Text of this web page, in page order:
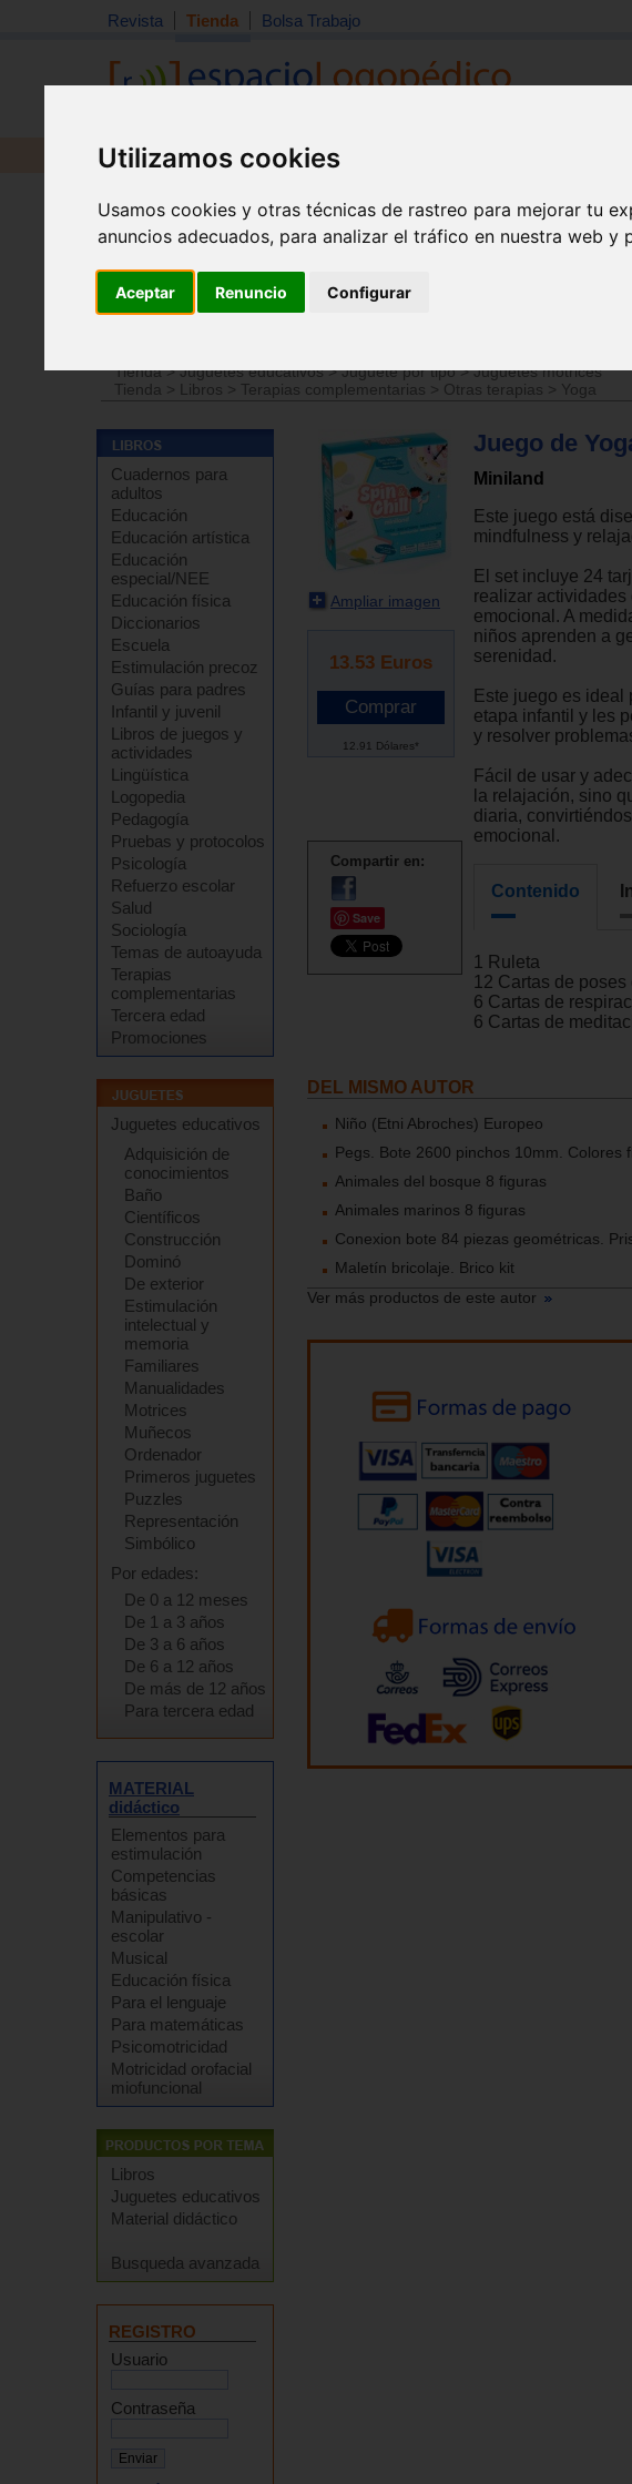
Utilizamos cookies
Usamos cookies y otras técnicas de rastreo para mejorar tu
anuncios adecuados, para analizar el tráfico en nuestra web
Aceptar Renuncio Configurar
Revista Tienda Bolsa Trabajo
Revista Libros Material
Tienda>Juguetes educativos>Juguete por tipo>Juguetes motrices
Tienda
> Libros > Terapias complementarias > Otras terapias > Yoga
Cuadernos para
adultos
Educación
Educación artística
Educación
especial/NEE
Educación física
Diccionarios
Escuela
Estimulación precoz
Guías para padres
Infantil y juvenil
Libros de juegos y
actividades
Lingüística
Logopedia
Pedagogía
Pruebas y protocolos
Psicología
Refuerzo escolar
Salud
Sociología
Temas de autoayuda
Terapias
complementarias
Tercera edad
Promociones
Juguetes educativos
Adquisición de
conocimientos
Baño
Científicos
Construcción
Dominó
De exterior
Estimulación
intelectual y
memoria
Familiares
Manualidades
Motrices
Muñecos
Ordenador
Primeros juguetes
Puzzles
Representación
Simbólico
Por edades:
De 0 a 12 meses
De 1 a 3 años
De 3 a 6 años
De 6 a 12 años
De más de 12 años
Para tercera edad
MATERIAL
didáctico
Elementos para
estimulación
Competencias
básicas
Manipulativo -
escolar
Musical
Educación física
Para el lenguaje
Para matemáticas
Psicomotricidad
Motricidad orofacial
miofuncional
Libros
Juguetes educativos
Material didáctico
Busqueda avanzada
REGISTRO
Usuario
Contraseña
Ampliar imagen
13.53 Euros
12.91 Dólares*
Compartir en:
Save
Juego de
Miniland
Este juego está
mindfulness y
El set incluye 24
realizar
emocional. A
niños aprenden a
serenidad.
Este juego es ideal
etapa infantil y les
y resolver
Fácil de usar y
la relajación, sino
diaria,
emocional.
Contenido
1 Ruleta
12 Cartas de poses
6 Cartas de
6 Cartas de
DEL MISMO AUTOR
Niño (Etni Abroches) Europeo
Pegs. Bote 2600 pinchos 10mm. Colores
Animales del bosque 8 figuras
Animales marinos 8 figuras
Conexion bote 84 piezas geométricas.
Maletín bricolaje. Brico kit
Ver más productos de este autor